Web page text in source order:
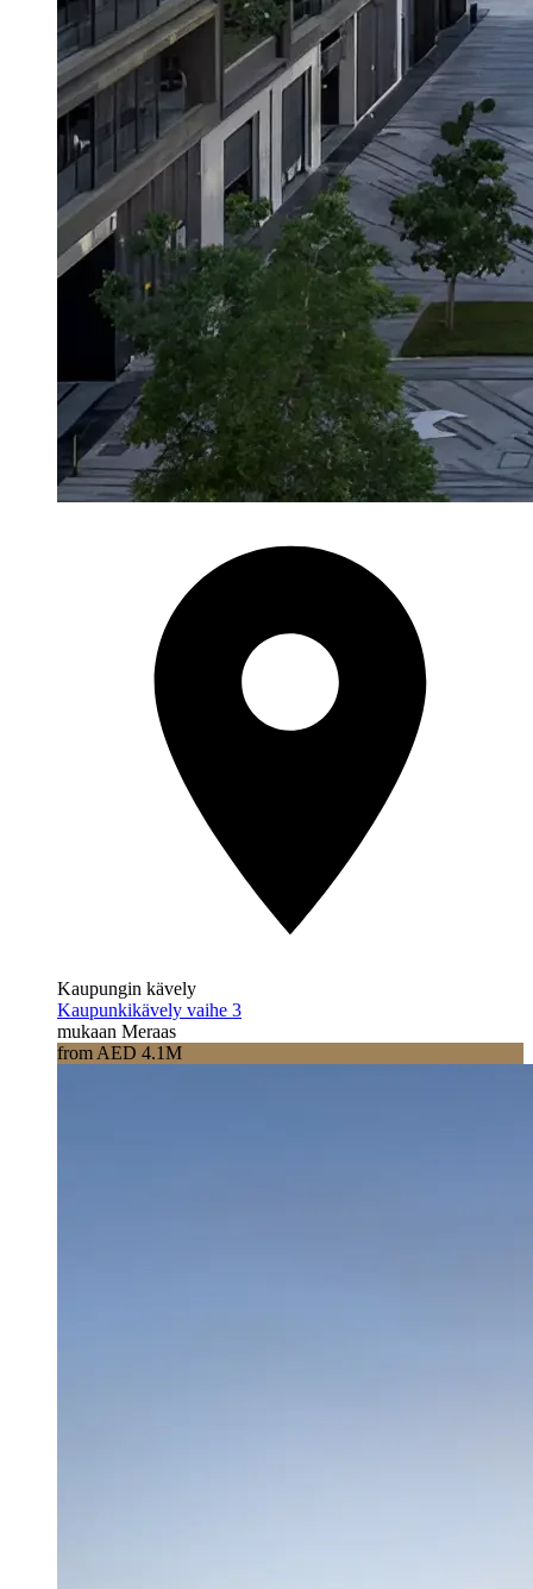
Kaupungin kävely
Kaupunkikävely vaihe 3
mukaan Meraas
from AED 4.1M